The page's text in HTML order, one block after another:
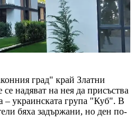
град" край Златни
надяват на нея да присъства
– украинската група "Куб". В
бяха задържани, но ден по-